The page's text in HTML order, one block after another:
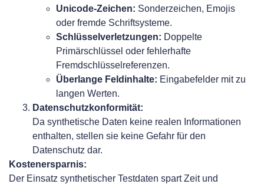
Unicode-Zeichen: Sonderzeichen, Emojis
oder fremde Schriftsysteme.
Schlüsselverletzungen: Doppelte
Primärschlüssel oder fehlerhafte
Fremdschlüsselreferenzen.
Überlange Feldinhalte: Eingabefelder mit zu
langen Werten.
Datenschutzkonformität:
Da synthetische Daten keine realen Informationen
enthalten, stellen sie keine Gefahr für den
Datenschutz dar.
Kostenersparnis:
Der Einsatz synthetischer Testdaten spart Zeit und